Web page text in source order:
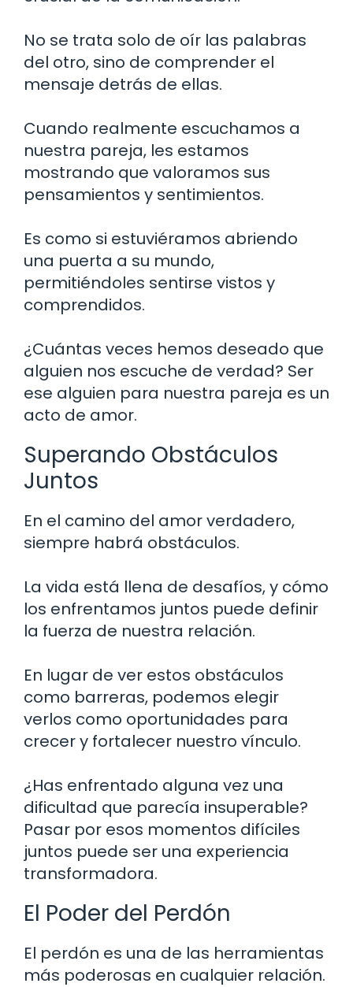
No se trata solo de oír las palabras
del otro, sino de comprender el
mensaje detrás de ellas.
Cuando realmente escuchamos a
nuestra pareja, les estamos
mostrando que valoramos sus
pensamientos y sentimientos.
Es como si estuviéramos abriendo
una puerta a su mundo,
permitiéndoles sentirse vistos y
comprendidos.
¿Cuántas veces hemos deseado que
alguien nos escuche de verdad? Ser
ese alguien para nuestra pareja es un
acto de amor.
Superando Obstáculos
Juntos
En el camino del amor verdadero,
siempre habrá obstáculos.
La vida está llena de desafíos, y cómo
los enfrentamos juntos puede definir
la fuerza de nuestra relación.
En lugar de ver estos obstáculos
como barreras, podemos elegir
verlos como oportunidades para
crecer y fortalecer nuestro vínculo.
¿Has enfrentado alguna vez una
dificultad que parecía insuperable?
Pasar por esos momentos difíciles
juntos puede ser una experiencia
transformadora.
El Poder del Perdón
El perdón es una de las herramientas
más poderosas en cualquier relación.